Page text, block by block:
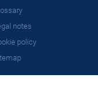
notes
policy